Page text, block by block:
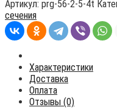
Артикул: prg-56-2-5-4t
сечения
Характеристики
Доставка
Оплата
Отзывы (0)